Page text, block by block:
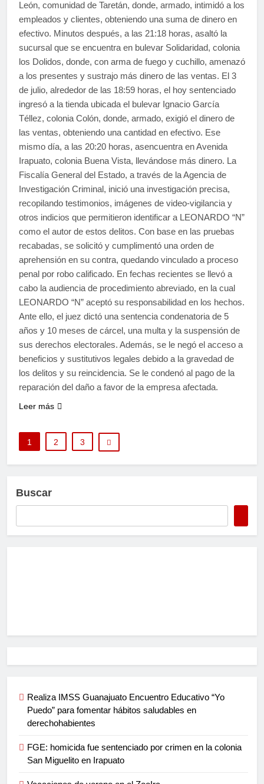
León, comunidad de Taretán, donde, armado, intimidó a los
empleados y clientes, obteniendo una suma de dinero en
efectivo. Minutos después, a las 21:18 horas, asaltó la
sucursal que se encuentra en bulevar Solidaridad, colonia
los Dolidos, donde, con arma de fuego y cuchillo, amenazó
a los presentes y sustrajo más dinero de las ventas. El 3
de julio, alrededor de las 18:59 horas, el hoy sentenciado
ingresó a la tienda ubicada el bulevar Ignacio García
Téllez, colonia Colón, donde, armado, exigió el dinero de
las ventas, obteniendo una cantidad en efectivo. Ese
mismo día, a las 20:20 horas, asencuentra en Avenida
Irapuato, colonia Buena Vista, llevándose más dinero. La
Fiscalía General del Estado, a través de la Agencia de
Investigación Criminal, inició una investigación precisa,
recopilando testimonios, imágenes de video-vigilancia y
otros indicios que permitieron identificar a LEONARDO “N”
como el autor de estos delitos. Con base en las pruebas
recabadas, se solicitó y cumplimentó una orden de
aprehensión en su contra, quedando vinculado a proceso
penal por robo calificado. En fechas recientes se llevó a
cabo la audiencia de procedimiento abreviado, en la cual
LEONARDO “N” aceptó su responsabilidad en los hechos.
Ante ello, el juez dictó una sentencia condenatoria de 5
años y 10 meses de cárcel, una multa y la suspensión de
sus derechos electorales. Además, se le negó el acceso a
beneficios y sustitutivos legales debido a la gravedad de
los delitos y su reincidencia. Se le condenó al pago de la
reparación del daño a favor de la empresa afectada.
Leer más
1 2 3
Buscar
Realiza IMSS Guanajuato Encuentro Educativo “Yo
Puedo” para fomentar hábitos saludables en
derechohabientes
FGE: homicida fue sentenciado por crimen en la colonia
San Miguelito en Irapuato